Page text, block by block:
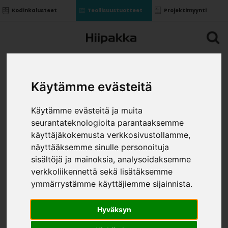
Käytämme evästeitä
Käytämme evästeitä ja muita
seurantateknologioita parantaaksemme
käyttäjäkokemusta verkkosivustollamme,
näyttääksemme sinulle personoituja
sisältöjä ja mainoksia, analysoidaksemme
verkkoliikennettä sekä lisätäksemme
ymmärrystämme käyttäjiemme sijainnista.
Hyväksyn
Kodinkalusteet Teollisuustuotteet Projektimyynti